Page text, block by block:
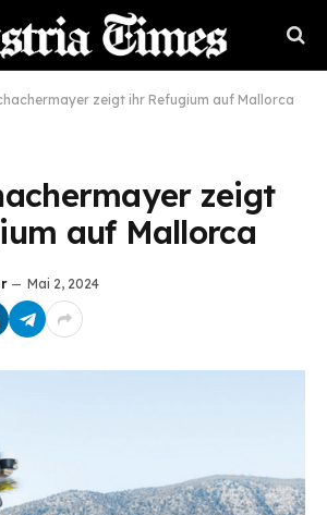
zeigt ihr Refugium auf Mallorca
zeigt
auf Mallorca
Mai 2, 2024